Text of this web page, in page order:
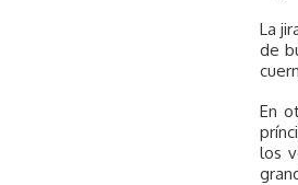
La
de
En
los